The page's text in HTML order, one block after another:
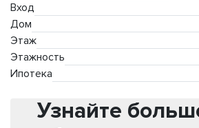
Вход
Дом
Этаж
Этажность
Ипотека
Узнайте